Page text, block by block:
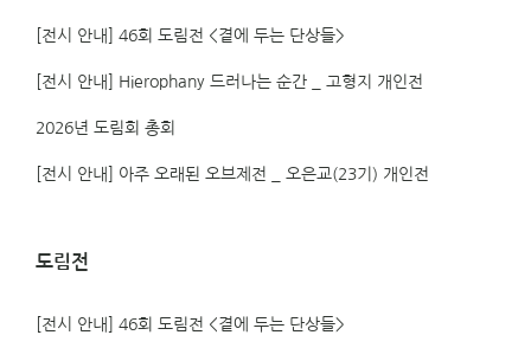
[전시 안내] 46회 도림전 <곁에 두는 단상들>
[전시 안내] Hierophany 드러나는 순간 _ 고형지 개인전
2026년 도림회 총회
[전시 안내] 아주 오래된 오브제전 _ 오은교(23기) 개인전
도림전
[전시 안내] 46회 도림전 <곁에 두는 단상들>